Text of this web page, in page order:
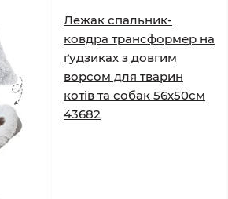
Лежак спальник-
ковдра трансформер на
ґудзиках з довгим
ворсом для тварин
котів та собак 56х50см
43682